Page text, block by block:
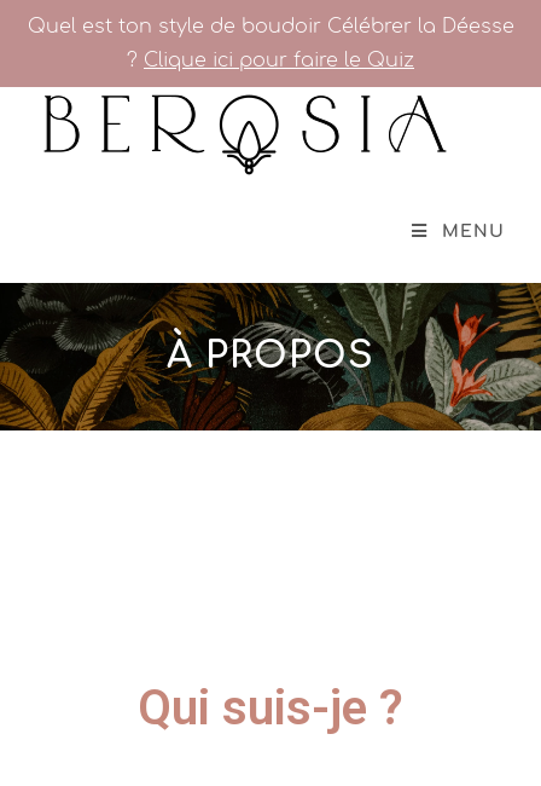
Quel est ton style de boudoir Célébrer la Déesse
? Clique ici pour faire le Quiz
MENU
À PROPOS
Qui suis-je ?